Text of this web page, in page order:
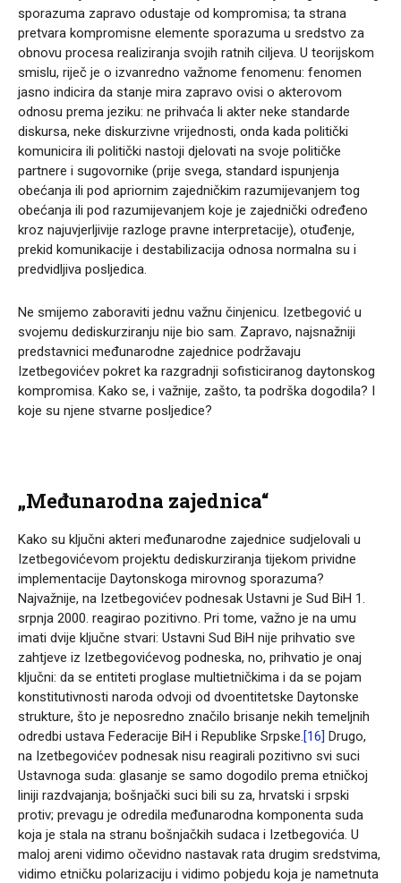
sporazuma zapravo odustaje od kompromisa; ta strana
pretvara kompromisne elemente sporazuma u sredstvo za
obnovu procesa realiziranja svojih ratnih ciljeva. U teorijskom
smislu, riječ je o izvanredno važnome fenomenu: fenomen
jasno indicira da stanje mira zapravo ovisi o akterovom
odnosu prema jeziku: ne prihvaća li akter neke standarde
diskursa, neke diskurzivne vrijednosti, onda kada politički
komunicira ili politički nastoji djelovati na svoje političke
partnere i sugovornike (prije svega, standard ispunjenja
obećanja ili pod apriornim zajedničkim razumijevanjem tog
obećanja ili pod razumijevanjem koje je zajednički određeno
kroz najuvjerljivije razloge pravne interpretacije), otuđenje,
prekid komunikacije i destabilizacija odnosa normalna su i
predvidljiva posljedica.
Ne smijemo zaboraviti jednu važnu činjenicu. Izetbegović u
svojemu dediskurziranju nije bio sam. Zapravo, najsnažniji
predstavnici međunarodne zajednice podržavaju
Izetbegovićev pokret ka razgradnji sofisticiranog daytonskog
kompromisa. Kako se, i važnije, zašto, ta podrška dogodila? I
koje su njene stvarne posljedice?
„Međunarodna zajednica“
Kako su ključni akteri međunarodne zajednice sudjelovali u
Izetbegovićevom projektu dediskurziranja tijekom prividne
implementacije Daytonskoga mirovnog sporazuma?
Najvažnije, na Izetbegovićev podnesak Ustavni je Sud BiH 1.
srpnja 2000. reagirao pozitivno. Pri tome, važno je na umu
imati dvije ključne stvari: Ustavni Sud BiH nije prihvatio sve
zahtjeve iz Izetbegovićevog podneska, no, prihvatio je onaj
ključni: da se entiteti proglase multietničkima i da se pojam
konstitutivnosti naroda odvoji od dvoentitetske Daytonske
strukture, što je neposredno značilo brisanje nekih temeljnih
odredbi ustava Federacije BiH i Republike Srpske.[16] Drugo,
na Izetbegovićev podnesak nisu reagirali pozitivno svi suci
Ustavnoga suda: glasanje se samo dogodilo prema etničkoj
liniji razdvajanja; bošnjački suci bili su za, hrvatski i srpski
protiv; prevagu je odredila međunarodna komponenta suda
koja je stala na stranu bošnjačkih sudaca i Izetbegovića. U
maloj areni vidimo očevidno nastavak rata drugim sredstvima,
vidimo etničku polarizaciju i vidimo pobjedu koja je nametnuta